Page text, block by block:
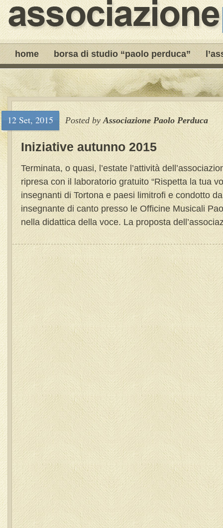
home borsa di studio “paolo perduca”
12 Set, 2015 Posted byAssociazione Paolo Perduca
Iniziative autunno 2015
Terminata, o quasi, l’estate l’attività
ripresa con il laboratorio gratuito “Rispetta la tua
insegnanti di Tortona e paesi limitrofi e condotto
insegnante di canto presso le Officine Musicali
nella didattica della voce. La proposta